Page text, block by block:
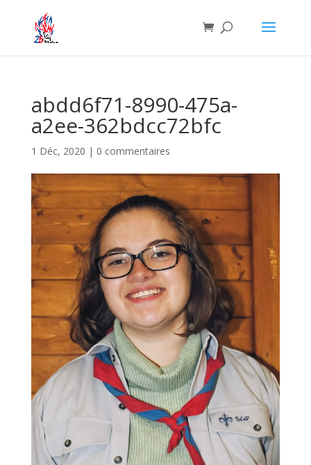
abdd6f71-8990-475a-
a2ee-362bdcc72bfc
1 Déc, 2020 | 0 commentaires